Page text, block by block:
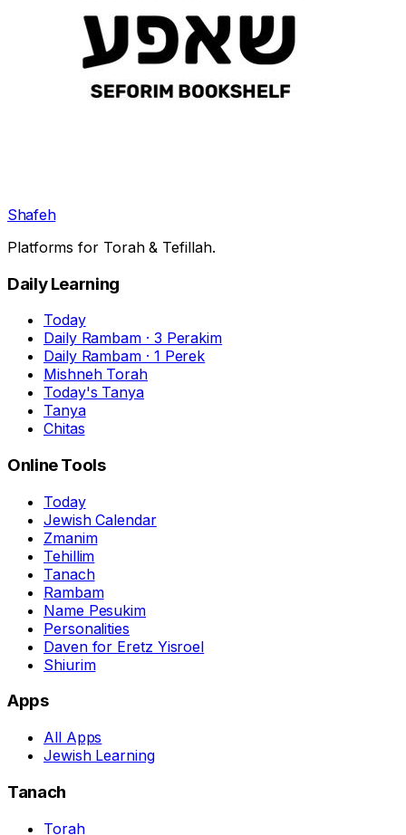
Shafeh
Platforms for Torah & Tefillah.
Daily Learning
Today
Daily Rambam · 3 Perakim
Daily Rambam · 1 Perek
Mishneh Torah
Today's Tanya
Tanya
Chitas
Online Tools
Today
Jewish Calendar
Zmanim
Tehillim
Tanach
Rambam
Name Pesukim
Personalities
Daven for Eretz Yisroel
Shiurim
Apps
All Apps
Jewish Learning
Tanach
Torah